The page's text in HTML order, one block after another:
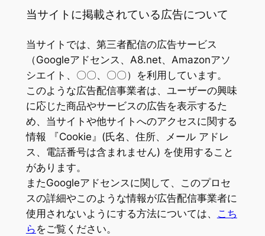
当サイトに掲載されている広告について
当サイトでは、第三者配信の広告サービス
（Googleアドセンス、A8.net、Amazonアソ
シエイト、〇〇、〇〇）を利用しています。
このような広告配信事業者は、ユーザーの興味
に応じた商品やサービスの広告を表示するた
め、当サイトや他サイトへのアクセスに関する
情報 『Cookie』(氏名、住所、メール アドレ
ス、電話番号は含まれません) を使用すること
があります。
またGoogleアドセンスに関して、このプロセ
スの詳細やこのような情報が広告配信事業者に
使用されないようにする方法については、
こち
ら をご覧ください。